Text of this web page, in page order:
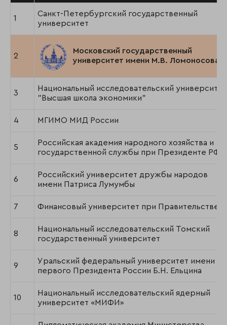
1
Санкт-Петербургский государственный
университет
2
Московский государственный
университет имени М.В. Ломоносова
3
Национальный исследовательский университет
"Высшая школа экономики"
4 МГИМО МИД России
5
Российская академия народного хозяйства и
государственной службы при Президенте РФ
6
Российский университет дружбы народов
имени Патриса Лумумбы
7 Финансовый университет при Правительстве
8
Национальный исследовательский Томский
государственный университет
9
Уральский федеральный университет имени
первого Президента России Б.Н. Ельцина
10
Национальный исследовательский ядерный
университет «МИФИ»